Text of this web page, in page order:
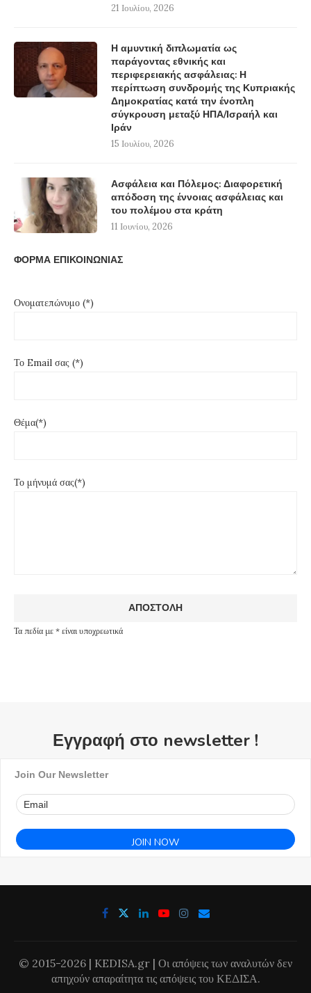
21 Ιουλίου, 2026
Η αμυντική διπλωματία ως
παράγοντας εθνικής και
περιφερειακής ασφάλειας: Η
περίπτωση συνδρομής της Κυπριακής
Δημοκρατίας κατά την ένοπλη
σύγκρουση μεταξύ ΗΠΑ/Ισραήλ και
Ιράν
15 Ιουλίου, 2026
Ασφάλεια και Πόλεμος: Διαφορετική
απόδοση της έννοιας ασφάλειας και
του πολέμου στα κράτη
11 Ιουνίου, 2026
ΦΟΡΜΑ ΕΠΙΚΟΙΝΩΝΙΑΣ
Ονοματεπώνυμο (*)
Το Email σας (*)
Θέμα(*)
Το μήνυμά σας(*)
Τα πεδία με * είναι υποχρεωτικά
Εγγραφή στο newsletter !
Join Our Newsletter
© 2015-2026 | KEDISA.gr | Οι απόψεις των αναλυτών δεν
απηχούν απαραίτητα τις απόψεις του ΚΕΔΙΣΑ.